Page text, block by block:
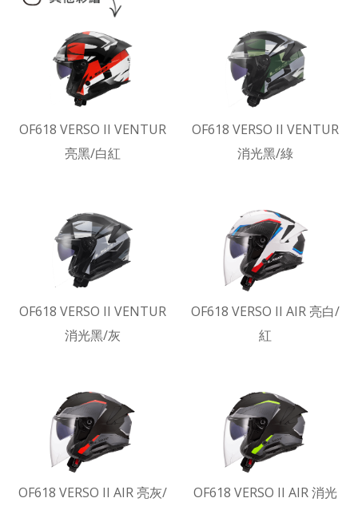
OF618 VERSO II VENTUR
亮黑/白紅
OF618 VERSO II VENTUR
消光黑/綠
OF618 VERSO II VENTUR
消光黑/灰
OF618 VERSO II AIR 亮白/
紅
OF618 VERSO II AIR 亮灰/
OF618 VERSO II AIR 消光